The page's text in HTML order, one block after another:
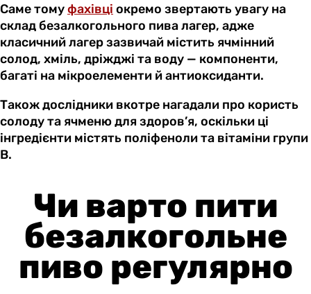
Саме томуфахівці окремо звертають увагу на
склад безалкогольного пива лагер, адже
класичний лагер зазвичай містить ячмінний
солод, хміль, дріжджі та воду — компоненти,
багаті на мікроелементи й антиоксиданти.
Також дослідники вкотре нагадали про користь
солоду та ячменю для здоров’я, оскільки ці
інгредієнти містять поліфеноли та вітаміни групи
B.
Чи варто пити
безалкогольне
пиво регулярно